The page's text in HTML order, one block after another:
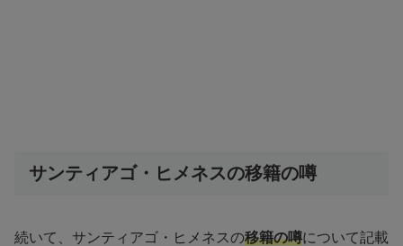
サンティアゴ・ヒメネスの移籍の噂
続いて、サンティアゴ・ヒメネスの移籍の噂について記載